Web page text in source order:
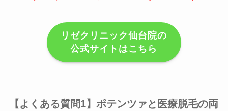
リゼクリニック仙台院の
公式サイトはこちら
【よくある質問1】ポテンツァと医療脱毛の両